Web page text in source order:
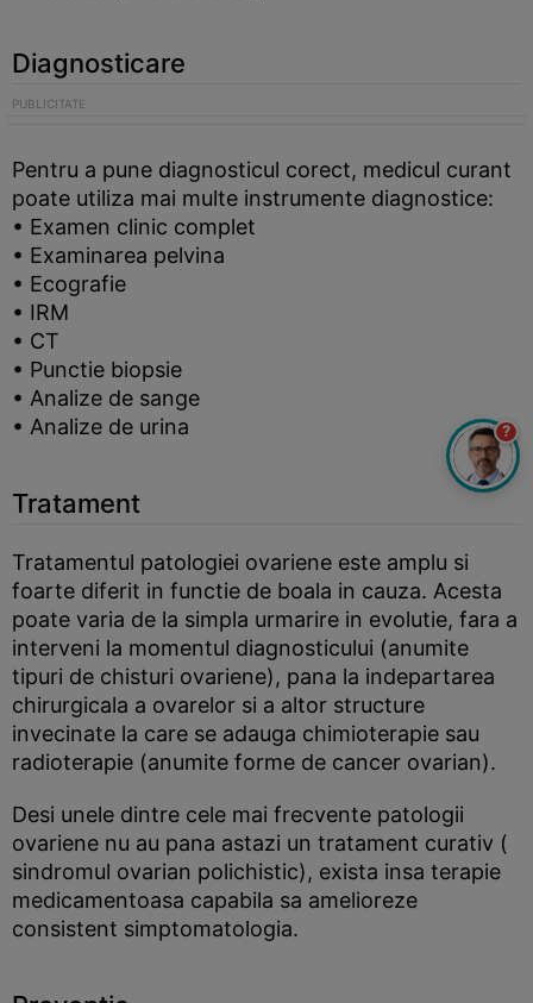
Diagnosticare
Pentru a pune diagnosticul corect, medicul curant
poate utiliza mai multe instrumente diagnostice:
• Examen clinic complet
• Examinarea pelvina
• Ecografie
• IRM
• CT
• Punctie biopsie
• Analize de sange
• Analize de urina
Tratament
Tratamentul patologiei ovariene este amplu si
foarte diferit in functie de boala in cauza. Acesta
poate varia de la simpla urmarire in evolutie, fara a
interveni la momentul diagnosticului (anumite
tipuri de chisturi ovariene), pana la indepartarea
chirurgicala a ovarelor si a altor structure
invecinate la care se adauga chimioterapie sau
radioterapie (anumite forme de cancer ovarian).
Desi unele dintre cele mai frecvente patologii
ovariene nu au pana astazi un tratament curativ (
sindromul ovarian polichistic), exista insa terapie
medicamentoasa capabila sa amelioreze
consistent simptomatologia.
?